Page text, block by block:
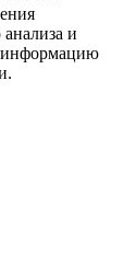
и
информацию